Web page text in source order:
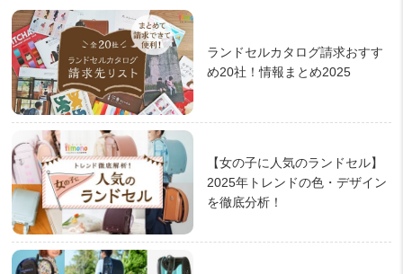
ランドセルカタログ請求おすす
め20社！情報まとめ2025
【女の子に人気のランドセル】
2025年トレンドの色・デザイン
を徹底分析！